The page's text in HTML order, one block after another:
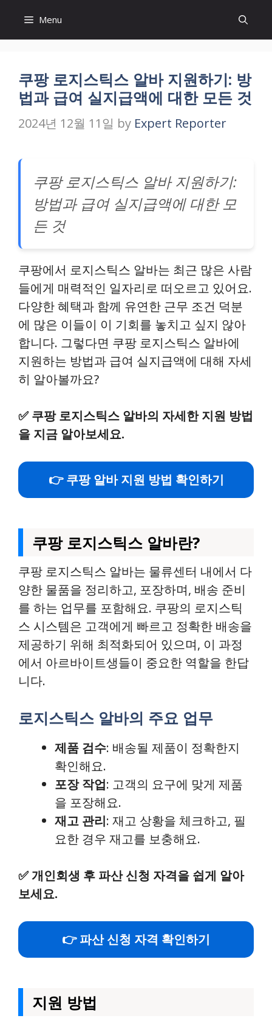
content
Menu
쿠팡 로지스틱스 알바 지원하기: 방
법과 급여 실지급액에 대한 모든 것
2024년 12월 11일 by Expert Reporter
쿠팡 로지스틱스 알바 지원하기:
방법과 급여 실지급액에 대한 모
든 것
쿠팡에서 로지스틱스 알바는 최근 많은 사람
들에게 매력적인 일자리로 떠오르고 있어요.
다양한 혜택과 함께 유연한 근무 조건 덕분
에 많은 이들이 이 기회를 놓치고 싶지 않아
합니다. 그렇다면 쿠팡 로지스틱스 알바에
지원하는 방법과 급여 실지급액에 대해 자세
히 알아볼까요?
✅ 쿠팡 로지스틱스 알바의 자세한 지원 방법
을 지금 알아보세요.
👉 쿠팡 알바 지원 방법 확인하기
쿠팡 로지스틱스 알바란?
쿠팡 로지스틱스 알바는 물류센터 내에서 다
양한 물품을 정리하고, 포장하며, 배송 준비
를 하는 업무를 포함해요. 쿠팡의 로지스틱
스 시스템은 고객에게 빠르고 정확한 배송을
제공하기 위해 최적화되어 있으며, 이 과정
에서 아르바이트생들이 중요한 역할을 한답
니다.
로지스틱스 알바의 주요 업무
제품 검수: 배송될 제품이 정확한지
확인해요.
포장 작업: 고객의 요구에 맞게 제품
을 포장해요.
재고 관리: 재고 상황을 체크하고, 필
요한 경우 재고를 보충해요.
✅개인회생 후 파산 신청 자격을 쉽게 알아
보세요.
👉 파산 신청 자격 확인하기
지원 방법